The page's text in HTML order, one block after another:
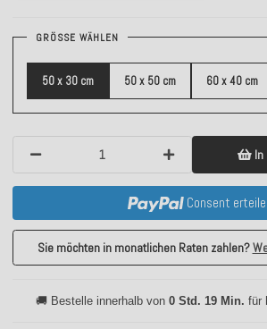
GRÖSSE WÄHLEN
50 x 30 cm 50 x 50 cm 60 x 40 cm
In
Consent
Sie möchten in monatlichen Raten zahlen?
🚚 Bestelle innerhalb von 0 Std. 19 Min. für